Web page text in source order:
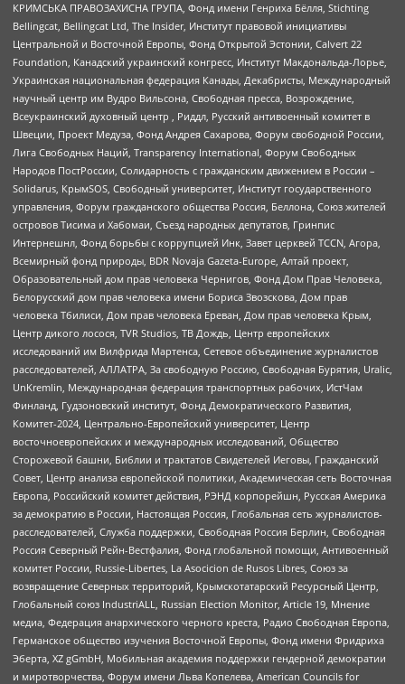
КРИМСЬКА ПРАВОЗАХИСНА ГРУПА, Фонд имени Генриха Бёлля, Stichting
Bellingcat, Bellingcat Ltd, The Insider, Институт правовой инициативы
Центральной и Восточной Европы, Фонд Открытой Эстонии, Calvert 22
Foundation, Канадский украинский конгресс, Институт Макдональда-Лорье,
Украинская национальная федерация Канады, Декабристы, Международный
научный центр им Вудро Вильсона, Свободная пресса, Возрождение,
Всеукраинский духовный центр , Риддл, Русский антивоенный комитет в
Швеции, Проект Медуза, Фонд Андрея Сахарова, Форум свободной России,
Лига Свободных Наций, Transparеncy International, Форум Свободных
Народов ПостРоссии, Солидарность с гражданским движением в России –
Solidarus, КрымSOS, Свободный университет, Институт государственного
управления, Форум гражданского общества Россия, Беллона, Союз жителей
островов Тисима и Хабомаи, Съезд народных депутатов, Гринпис
Интернешнл, Фонд борьбы с коррупцией Инк, Завет церквей TCCN, Агора,
Всемирный фонд природы, BDR Novaja Gazeta-Europe, Алтай проект,
Образовательный дом прав человека Чернигов, Фонд Дом Прав Человека,
Белорусский дом прав человека имени Бориса Звозскова, Дом прав
человека Тбилиси, Дом прав человека Ереван, Дом прав человека Крым,
Центр дикого лосося, TVR Studios, ТВ Дождь, Центр европейских
исследований им Вилфрида Мартенса, Сетевое объединение журналистов
расследователей, АЛЛАТРА, За свободную Россию, Свободная Бурятия, Uralic,
UnKremlin, Международная федерация транспортных рабочих, ИстЧам
Финланд, Гудзоновский институт, Фонд Демократического Развития,
Комитет-2024, Центрально-Европейский университет, Центр
восточноевропейских и международных исследований, Общество
Сторожевой башни, Библии и трактатов Свидетелей Иеговы, Гражданский
Совет, Центр анализа европейской политики, Академическая сеть Восточная
Европа, Российский комитет действия, РЭНД корпорейшн, Русская Америка
за демократию в России, Настоящая Россия, Глобальная сеть журналистов-
расследователей, Служба поддержки, Свободная Россия Берлин, Свободная
Россия Северный Рейн-Вестфалия, Фонд глобальной помощи, Антивоенный
комитет России, Russie-Libertes, La Asocicion de Rusos Libres, Союз за
возвращение Северных территорий, Крымскотатарский Ресурсный Центр,
Глобальный союз IndustriALL, Russian Election Monitor, Article 19, Мнение
медиа, Федерация анархического черного креста, Радио Свободная Европа,
Германское общество изучения Восточной Европы, Фонд имени Фридриха
Эберта, XZ gGmbH, Мобильная академия поддержки гендерной демократии
и миротворчества, Форум имени Льва Копелева, American Councils for